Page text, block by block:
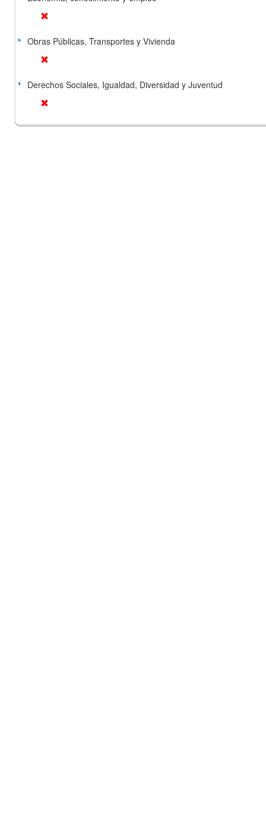
Obras Públicas, Transportes y Vivienda
Derechos Sociales, Igualdad, Diversidad y Juventud